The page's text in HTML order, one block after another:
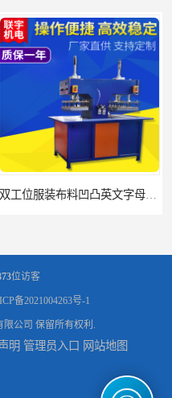
位访客
备2021004263号-1
限公司 保留所有权利.
明 管理员入口 网站地图